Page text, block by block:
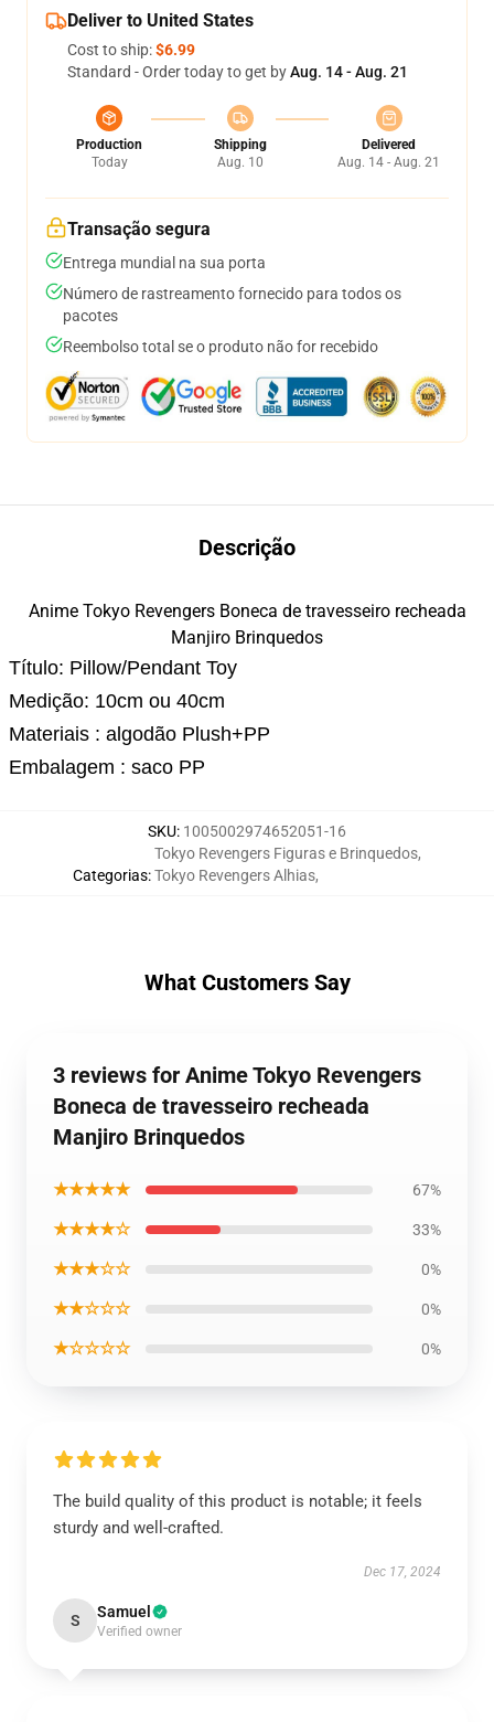
Deliver to United States
Cost to ship:$6.99
Standard - Order today to get byAug. 14 - Aug. 21
Production
Today
Shipping
Aug. 10
Delivered
Aug. 14 - Aug. 21
Transação segura
Entrega mundial na sua porta
Número de rastreamento fornecido para todos os
pacotes
Reembolso total se o produto não for recebido
Descrição
Anime Tokyo Revengers Boneca de travesseiro recheada
Manjiro Brinquedos
Título: Pillow/Pendant Toy
Medição: 10cm ou 40cm
Materiais : algodão Plush+PP
Embalagem : saco PP
SKU: 1005002974652051-16
Categorias:
Tokyo Revengers Figuras e Brinquedos,
Tokyo Revengers Alhias,
What Customers Say
3 reviews for Anime Tokyo Revengers
Boneca de travesseiro recheada
Manjiro Brinquedos
★★★★★ 67%
★★★★☆ 33%
★★★☆☆ 0%
★★☆☆☆ 0%
★☆☆☆☆ 0%
The build quality of this product is notable; it feels
sturdy and well-crafted.
Dec 17, 2024
S Samuel
Verified owner